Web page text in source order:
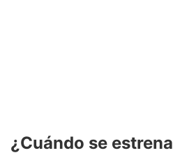
¿Cuándo se estrena